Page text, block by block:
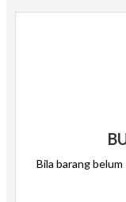
Bila barang